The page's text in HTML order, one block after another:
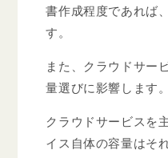
書作成程度であれば
す。
また、クラウドサー
量選びに影響します。
クラウドサービスを
イス自体の容量はそ